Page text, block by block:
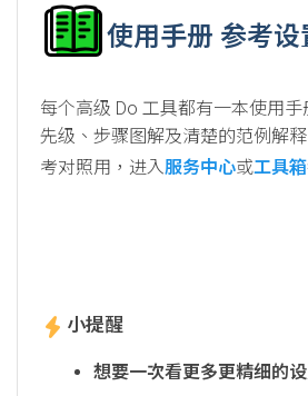
使用手册 参考
每个高级 Do 工具都有一本使用
先级、步骤图解及清楚的范例解
考对照用，进入服务中心或工具箱
小提醒
想要一次看更多更精细的